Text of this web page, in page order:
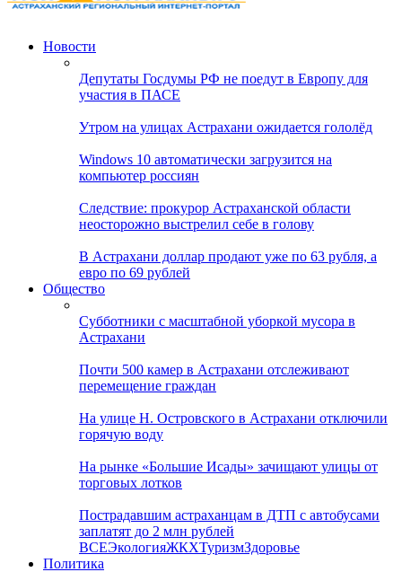
Новости
Депутаты Госдумы РФ не поедут в Европу для
участия в ПАСЕ
Утром на улицах Астрахани ожидается гололёд
Windows 10 автоматически загрузится на
компьютер россиян
Следствие: прокурор Астраханской области
неосторожно выстрелил себе в голову
В Астрахани доллар продают уже по 63 рубля, а
евро по 69 рублей
Общество
Субботники с масштабной уборкой мусора в
Астрахани
Почти 500 камер в Астрахани отслеживают
перемещение граждан
На улице Н. Островского в Астрахани отключили
горячую воду
На рынке «Большие Исады» зачищают улицы от
торговых лотков
Пострадавшим астраханцам в ДТП с автобусами
заплатят до 2 млн рублей
ВСЕЭкологияЖКХТуризмЗдоровье
Политика